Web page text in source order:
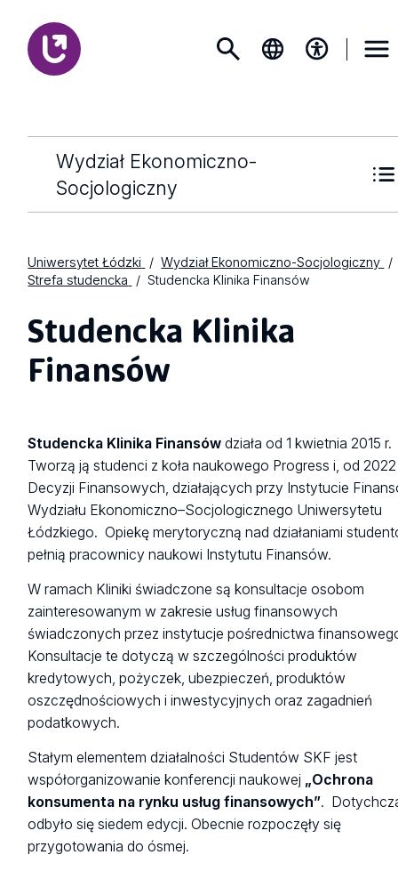
Wydział Ekonomiczno-
Socjologiczny
Uniwersytet Łódzki
Wydział Ekonomiczno-Socjologiczny
Strefa studencka
Studencka Klinika Finansów
Studencka Klinika
Finansów
Studencka Klinika Finansów działa od 1 kwietnia 2015 r.
Tworzą ją studenci z koła naukowego Progress i, od 2022
Decyzji Finansowych, działających przy Instytucie
Wydziału Ekonomiczno–Socjologicznego Uniwersytetu
Łódzkiego. Opiekę merytoryczną nad działaniami
pełnią pracownicy naukowi Instytutu Finansów.
W ramach Kliniki świadczone są konsultacje osobom
zainteresowanym w zakresie usług finansowych
świadczonych przez instytucje pośrednictwa
Konsultacje te dotyczą w szczególności produktów
kredytowych, pożyczek, ubezpieczeń, produktów
oszczędnościowych i inwestycyjnych oraz zagadnień
podatkowych.
Stałym elementem działalności Studentów SKF jest
współorganizowanie konferencji naukowej „Ochrona
konsumenta na rynku usług finansowych”.
odbyło się siedem edycji. Obecnie rozpoczęły się
przygotowania do ósmej.